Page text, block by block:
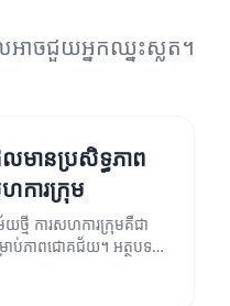
អាចជួយអ្នកឈ្នះស្លត។
លមានប្រសិទ្ធភាព
ការក្រុម
យថ្មី ការសហការក្រុមគឺជា
ាប់ភាពជោគជ័យ។ អត្ថបទ